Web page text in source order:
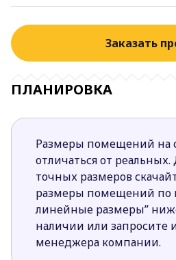
Заказать
ПЛАНИРОВКА
Размеры помещений на
отличаться от
точных размеров
размеры помещений по
линейные размеры”
наличии или
менеджера компании.